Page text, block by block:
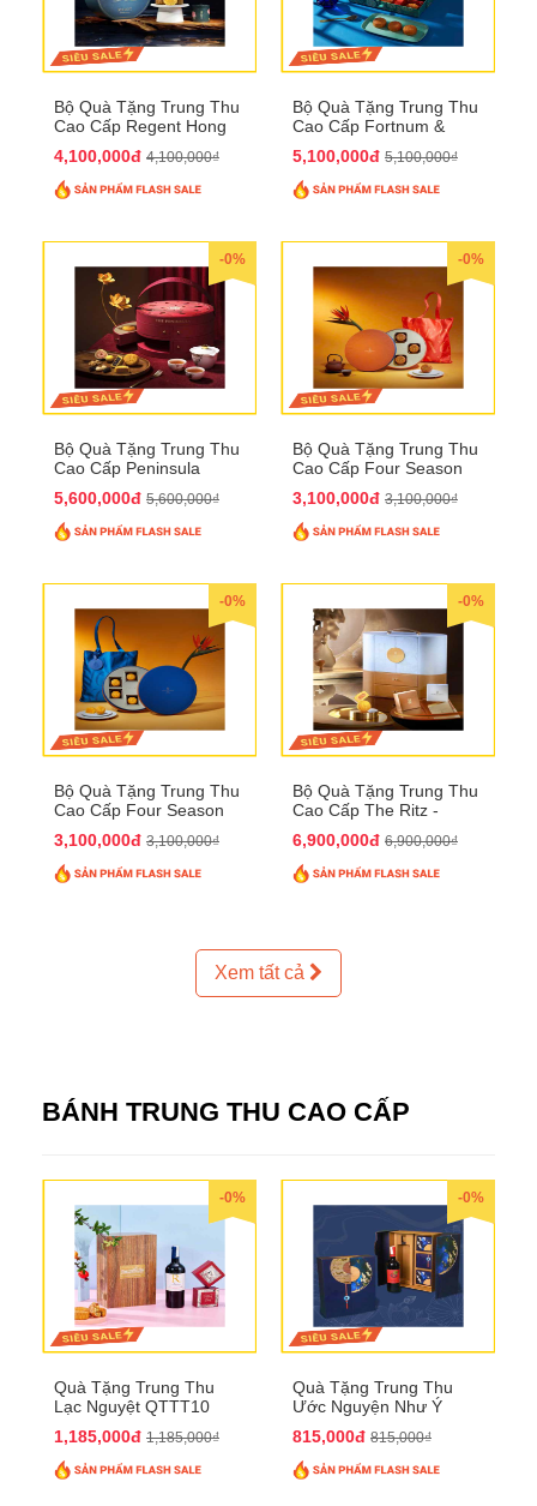
Bộ Quà Tặng Trung Thu
Cao Cấp Regent Hong
4,100,000đ 4,100,000₫
Bộ Quà Tặng Trung Thu
Cao Cấp Fortnum &
5,100,000đ 5,100,000₫
-0%
Bộ Quà Tặng Trung Thu
Cao Cấp Peninsula
5,600,000đ 5,600,000₫
-0%
Bộ Quà Tặng Trung Thu
Cao Cấp Four Season
3,100,000đ 3,100,000₫
-0%
Bộ Quà Tặng Trung Thu
Cao Cấp Four Season
3,100,000đ 3,100,000₫
-0%
Bộ Quà Tặng Trung Thu
Cao Cấp The Ritz -
6,900,000đ 6,900,000₫
Xem tất cả
BÁNH TRUNG THU CAO CẤP
-0%
Quà Tặng Trung Thu
Lạc Nguyệt QTTT10
1,185,000đ 1,185,000₫
-0%
Quà Tặng Trung Thu
Ước Nguyện Như Ý
815,000đ 815,000₫